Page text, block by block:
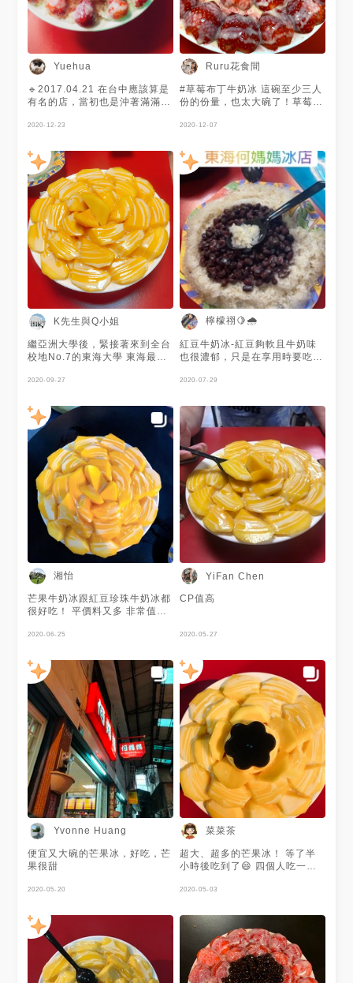
Yuehua
🔹2017.04.21 在台中應該算是
有名的店，當初也是沖著滿滿的
的很幸福，但雖然品項是寫牛奶
刨冰的樣子，也有可能是我記
錯，但就記得吃到最後挖起來很
硬QQ 🔸草莓牛奶冰 NT.160 #
台中 #台中美食 #草莓 #甜品 #
雪花冰 #冰品 #東海商圈
2020-12-23
Ruru花食間
#草莓布丁牛奶冰 這碗至少三人
份的份量，也太大碗了！草莓🍓
👍 好久沒來東海大學商圈這裡
食的美食！🥰😜
2020-12-07
K先生與Q小姐
繼亞洲大學後，緊接著來到全台
校地No.7的東海大學 東海最著
媽冰店 聽說何媽媽的芒果冰超
竟吧 冰店在小巷內，如果沒有
睜大眼睛可是找不到隱藏美食喔
～ 進入小巷內立馬看到一串人
龍，可想而知他們的冰，不簡單
取好餐後，映入眼簾的是滿滿滿
的芒果🥭 對於芒果愛好者的我
們來說，只有一個字，「爽」！
芒果特別鮮甜美味，淋上煉乳做
搭配，超級美的啦 這個組合簡
直是天作之合 還沒嚐過的朋友
們，趕緊把握機會抓著夏天的尾
巴 來嚐嚐這色香味俱全的芒果
冰😋 🏠地址：台中市龍井區臺
灣大道五段三巷六弄32號 📞電
話：04-2632-8855 ⏰營業時
間：14:00-21:00（每週日公
休） IG🔍keen_one_quin 看
2020-09-27
檸檬祤🍋🌧
紅豆牛奶冰-紅豆夠軟且牛奶味
也很濃郁，只是在享用時要吃快
2020-07-29
湘怡
芒果牛奶冰跟紅豆珍珠牛奶冰都
很好吃！ 平價料又多 非常值得
2020-06-25
YiFan Chen
CP值高
2020-05-27
Yvonne Huang
便宜又大碗的芒果冰，好吃，芒
果很甜
2020-05-20
菜菜茶
超大、超多的芒果冰！ 等了半
小時後吃到了😄 四個人吃一盤
2020-05-03